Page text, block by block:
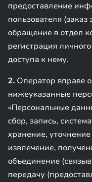
предоставление
пользователя (заказ
обращение в отдел
регистрация
доступа к нему.
2. Оператор вправе
нижеуказанные
«Персональные
сбор, запись,
хранение,
извлечение,
объединение
передачу